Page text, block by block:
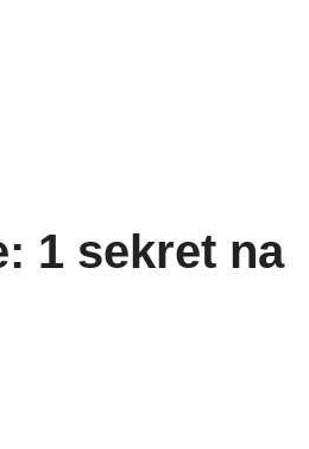
1 sekret na